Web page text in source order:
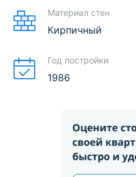
Материал стен
Кирпичный
Год постройки
1986